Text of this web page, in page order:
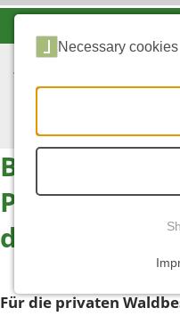
Betreuung
das Forstamt
Für die privaten
Necessary cookies